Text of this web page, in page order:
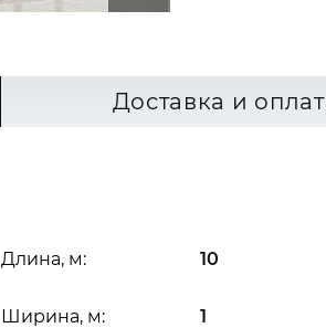
Доставка и
Длина, м: 10
Ширина, м: 1